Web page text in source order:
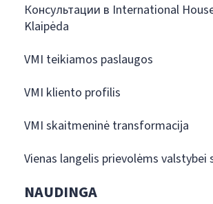
Консультации в International
Klaipėda
VMI teikiamos paslaugos
VMI kliento profilis
VMI skaitmeninė transformacija
Vienas langelis prievolėms valstybei
NAUDINGA